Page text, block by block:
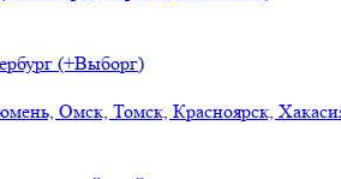
(+Выборг)
Омск, Томск, Красноярск,